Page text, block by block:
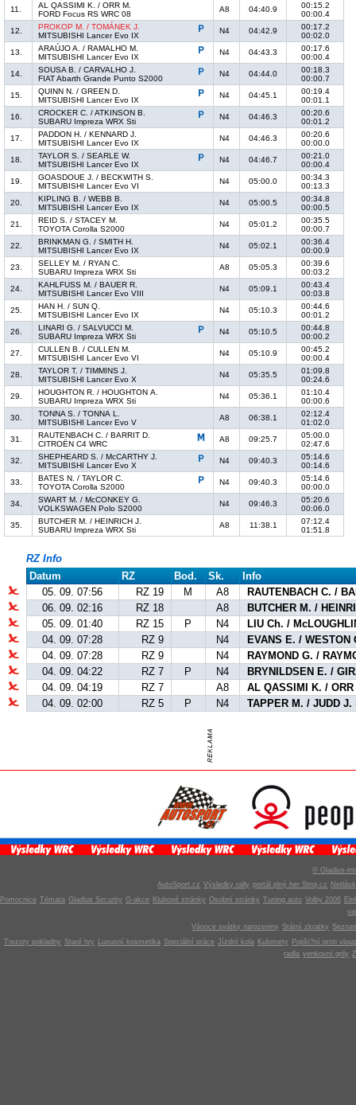
11.
AL QASSIMI K. / ORR M.
FORD Focus RS WRC 08
A8 04:40.9
00:15.2
00:00.4
12.
PROKOP M. / TOMÁNEK J.
MITSUBISHI Lancer Evo IX
N4 04:42.9
00:17.2
00:02.0
13.
ARAÚJO A. / RAMALHO M.
MITSUBISHI Lancer Evo IX
N4 04:43.3
00:17.6
00:00.4
14.
SOUSA B. / CARVALHO J.
FIAT Abarth Grande Punto S2000
N4 04:44.0
00:18.3
00:00.7
15.
QUINN N. / GREEN D.
MITSUBISHI Lancer Evo IX
N4 04:45.1
00:19.4
00:01.1
16.
CROCKER C. / ATKINSON B.
SUBARU Impreza WRX Sti
N4 04:46.3
00:20.6
00:01.2
17.
PADDON H. / KENNARD J.
MITSUBISHI Lancer Evo IX
N4 04:46.3
00:20.6
00:00.0
18.
TAYLOR S. / SEARLE W.
MITSUBISHI Lancer Evo IX
N4 04:46.7
00:21.0
00:00.4
19.
GOASDOUE J. / BECKWITH S.
MITSUBISHI Lancer Evo VI
N4 05:00.0
00:34.3
00:13.3
20.
KIPLING B. / WEBB B.
MITSUBISHI Lancer Evo IX
N4 05:00.5
00:34.8
00:00.5
21.
REID S. / STACEY M.
TOYOTA Corolla S2000
N4 05:01.2
00:35.5
00:00.7
22.
BRINKMAN G. / SMITH H.
MITSUBISHI Lancer Evo IX
N4 05:02.1
00:36.4
00:00.9
23.
SELLEY M. / RYAN C.
SUBARU Impreza WRX Sti
A8 05:05.3
00:39.6
00:03.2
24.
KAHLFUSS M. / BAUER R.
MITSUBISHI Lancer Evo VIII
N4 05:09.1
00:43.4
00:03.8
25.
HAN H. / SUN Q.
MITSUBISHI Lancer Evo IX
N4 05:10.3
00:44.6
00:01.2
26.
LINARI G. / SALVUCCI M.
SUBARU Impreza WRX Sti
N4 05:10.5
00:44.8
00:00.2
27.
CULLEN B. / CULLEN M.
MITSUBISHI Lancer Evo VI
N4 05:10.9
00:45.2
00:00.4
28.
TAYLOR T. / TIMMINS J.
MITSUBISHI Lancer Evo X
N4 05:35.5
01:09.8
00:24.6
29.
HOUGHTON R. / HOUGHTON A.
SUBARU Impreza WRX Sti
N4 05:36.1
01:10.4
00:00.6
30.
TONNA S. / TONNA L.
MITSUBISHI Lancer Evo V
A8 06:38.1
02:12.4
01:02.0
31.
RAUTENBACH C. / BARRIT D.
CITROËN C4 WRC
A8 09:25.7
05:00.0
02:47.6
32.
SHEPHEARD S. / McCARTHY J.
MITSUBISHI Lancer Evo X
N4 09:40.3
05:14.6
00:14.6
33.
BATES N. / TAYLOR C.
TOYOTA Corolla S2000
N4 09:40.3
05:14.6
00:00.0
34.
SWART M. / McCONKEY G.
VOLKSWAGEN Polo S2000
N4 09:46.3
05:20.6
00:06.0
35.
BUTCHER M. / HEINRICH J.
SUBARU Impreza WRX Sti
A8 11:38.1
07:12.4
01:51.8
RZ Info
Datum
RZ Bod. Sk.
Info
05. 09. 07:56
RZ 19 M A8
RAUTENBACH C. /
06. 09. 02:16
RZ 18 A8
BUTCHER M. /
05. 09. 01:40
RZ 15 P N4
LIU Ch. /
04. 09. 07:28
RZ 9 N4
EVANS E. / WESTON
04. 09. 07:28
RZ 9 N4
RAYMOND G. /
04. 09. 04:22
RZ 7 P N4
BRYNILDSEN E. /
04. 09. 04:19
RZ 7 A8
AL QASSIMI K. / ORR
04. 09. 02:00
RZ 5 P N4 TAPPER M. / JUDD J.
© Gladius-
AutoSport.cz Výsledky rally portál plný her Stroj.cz
Pomocnice Témata Gladius Security G-akce Klubové stránky Osobní stránky Tuning auto Volby 2006
Vánoce svátky narozeniny Státní zkratky
Trezory pokladny Staré hry Luxusní kosmetika Speciální práce Jízdní kola Kulomety
Pojišt?ní proti
radla venkovní grily